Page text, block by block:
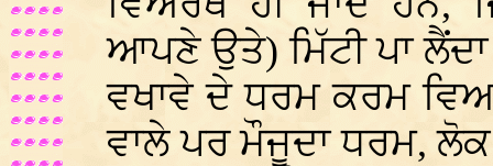
ਆਪਣੇ ਉਤੇ) ਮਿੱਟੀ ਪਾ
ਵਖਾਵੇ ਦੇ ਧਰਮ ਕਰਮ
ਵਾਲੇ ਪਰ ਮੌਜੂਦਾ ਧਰਮ, ਲੋਕ